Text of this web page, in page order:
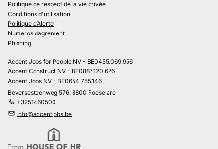
Politique de respect de la vie privée
Conditions d'utilisation
Politique d’Alerte
Numeros dagrement
Phishing
Accent Jobs for People NV - BE0455.069.956
Accent Construct NV - BE0887.120.626
Accent Jobs NV - BE0654.755.146
Beversesteenweg 576, 8800 Roeselare
+3251460500
info@accentjobs.be